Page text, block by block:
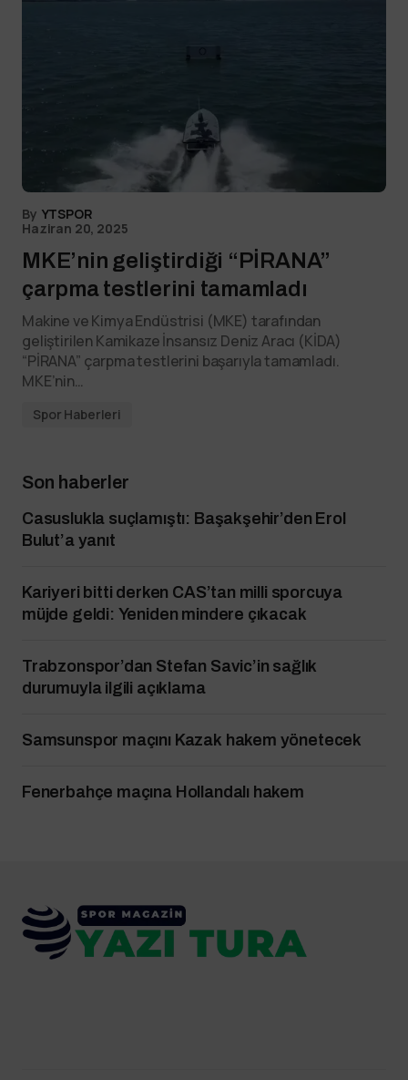
By YTSPOR
Haziran 20, 2025
MKE’nin geliştirdiği “PİRANA”
çarpma testlerini tamamladı
Makine ve Kimya Endüstrisi (MKE) tarafından
geliştirilen Kamikaze İnsansız Deniz Aracı (KİDA)
“PİRANA” çarpma testlerini başarıyla tamamladı.
MKE’nin…
Spor Haberleri
Son haberler
Casuslukla suçlamıştı: Başakşehir’den Erol
Bulut’a yanıt
Kariyeri bitti derken CAS’tan milli sporcuya
müjde geldi: Yeniden mindere çıkacak
Trabzonspor’dan Stefan Savic’in sağlık
durumuyla ilgili açıklama
Samsunspor maçını Kazak hakem yönetecek
Fenerbahçe maçına Hollandalı hakem